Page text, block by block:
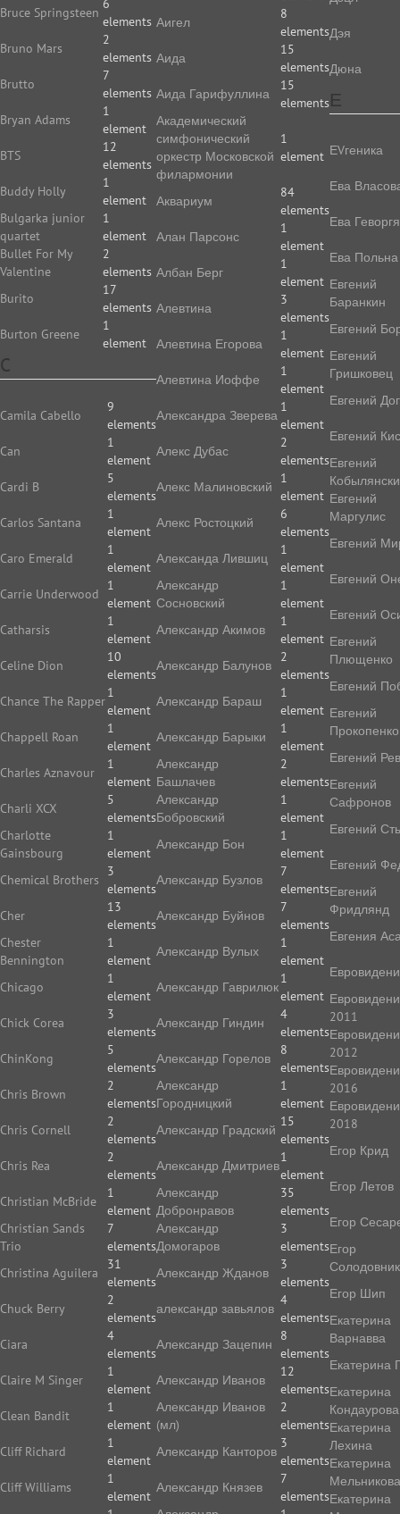
Bruce Springsteen
6
elements
Bruno Mars
2
elements
Brutto
7
elements
Bryan Adams
1
element
BTS
12
elements
Buddy Holly
1
element
Bulgarka junior
quartet
1
element
Bullet For My
Valentine
2
elements
Burito
17
elements
Burton Greene
1
element
C
Camila Cabello
9
elements
Can
1
element
Cardi B
5
elements
Carlos Santana
1
element
Caro Emerald
1
element
Carrie Underwood
1
element
Catharsis
1
element
Celine Dion
10
elements
Chance The Rapper
1
element
Chappell Roan
1
element
Charles Aznavour
1
element
Charli XCX
5
elements
Charlotte
Gainsbourg
1
element
Chemical Brothers
3
elements
Cher
13
elements
Chester
Bennington
1
element
Chicago
1
element
Chick Corea
3
elements
ChinKong
5
elements
Chris Brown
2
elements
Chris Cornell
2
elements
Chris Rea
2
elements
Christian McBride
1
element
Christian Sands
Trio
7
elements
Christina Aguilera
31
elements
Chuck Berry
2
elements
Ciara
4
elements
Claire M Singer
1
element
Clean Bandit
1
element
Cliff Richard
1
element
Cliff Williams
1
element
Аигел
8
elements
Аида
15
elements
Аида Гарифуллина
15
elements
Академический
симфонический
оркестр Московской
филармонии
1
element
Аквариум
84
elements
Алан Парсонс
1
element
Албан Берг
1
element
Алевтина
3
elements
Алевтина Егорова
1
element
Алевтина Иоффе
1
element
Алек­сан­дра Зве­ре­ва
1
element
Алекс Дубас
2
elements
Алекс Малиновский
1
element
Алекс Ростоцкий
6
elements
Александа Лившиц
1
element
Александр
Сосновский
1
element
Александр Акимов
1
element
Александр Балунов
2
elements
Александр Бараш
1
element
Александр Барыки
1
element
Александр
Башлачев
2
elements
Александр
Бобровский
1
element
Александр Бон
1
element
Александр Бузлов
7
elements
Александр Буйнов
7
elements
Александр Вулых
1
element
Александр Гаврилюк
1
element
Александр Гиндин
4
elements
Александр Горелов
8
elements
Александр
Городницкий
1
element
Александр Градский
15
elements
Александр Дмитриев
1
element
Александр
Добронравов
35
elements
Александр
Домогаров
3
elements
Александр Жданов
3
elements
александр завьялов
4
elements
Александр Зацепин
8
elements
Александр Иванов
12
elements
Александр Иванов
(мл)
2
elements
Александр Канторов
3
elements
Александр Князев
7
elements
Дэя
Дюна
Е
ЕVгеника
Ева
Ева
Ева Польна
Евгений
Баранкин
Евгений
Евгений
Гришковец
Евгений
Евгений
Евгений
Евгений
Маргулис
Евгений
Евгений
Евгений
Евгений
Плющенко
Евгений
Евгений
Прокопенко
Евгений
Евгений
Сафронов
Евгений
Евгений
Евгений
Фридлянд
Евгения
2011
2012
2016
2018
Егор Крид
Егор Летов
Егор
Егор
Егор Шип
Екатерина
Варнавва
Екатерина
Екатерина
Кондаурова
Екатерина
Лехина
Екатерина
Мельникова
Екатерина